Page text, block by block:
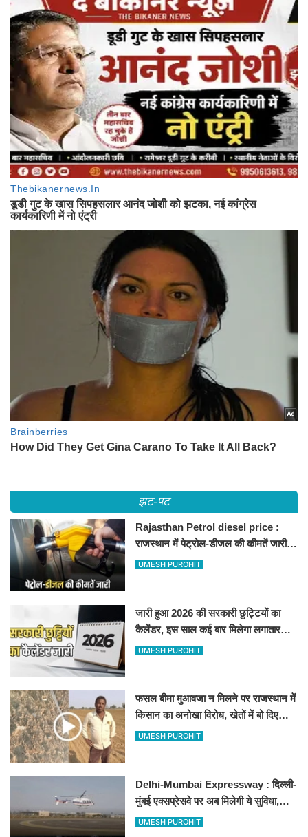
झट-पट
Rajasthan Petrol diesel price :
राजस्थान में पेट्रोल-डीजल की कीमतें जारी,
जानिए बीकानेर समेत पुरे प्रदेश में नए रेट
UMESH PUROHIT
जारी हुआ 2026 की सरकारी छुट्टियों का
कैलेंडर, इस साल कई बार मिलेगा लगातार
अवकाश, देखें
UMESH PUROHIT
फसल बीमा मुआवजा न मिलने पर राजस्थान में
किसान का अनोखा विरोध, खेतों में बो दिए
500-500 रुपए के नोट, वीडियो वायरल
UMESH PUROHIT
Delhi-Mumbai Expressway : दिल्ली-
मुंबई एक्सप्रेसवे पर अब मिलेगी ये सुविधा,
हेलीकॉप्टर सर्विस से तुरंत घायल पहुंचेगा
UMESH PUROHIT